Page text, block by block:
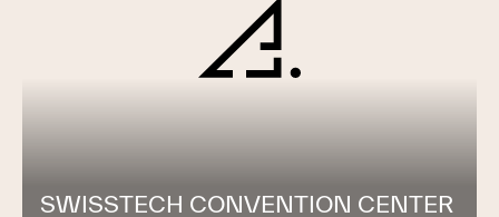
SWISSTECH CONVENTION CENTER